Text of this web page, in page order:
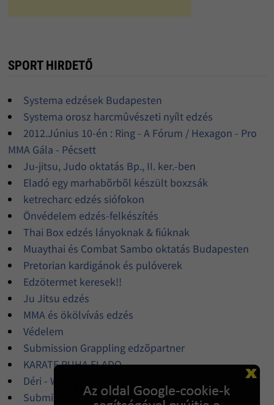
SPORT HIRDETŐ
Systema edzések Budapesten
Systema orosz harcmûvészeti nyílt edzés
2012.Június 10-én : Ring - A Fórum / Hexagon - Pro
MMA Gála - Pécsett
Ju-jitsu, Judo oktatás Bp., II. ker.-ben
Eladó egy marhabõrbõl készült boxzsák
ketrecharc edzés siófokon
Önvédelem edzés-felkészítés
Thai Box edzés lányoknak & fiúknak
Muaythai és Combat Sambo oktatás Budapesten
Pretorian kardigánok és pulóverek
Edzötermet keresek!!
Ju Jitsu edzés
MMA és ökölvívás edzés
Védelem
Submission Grappling edzõpartner
KARATE RUHA ELADO
Déri - Western csizma, motoros csizma
Submission kezdõknek